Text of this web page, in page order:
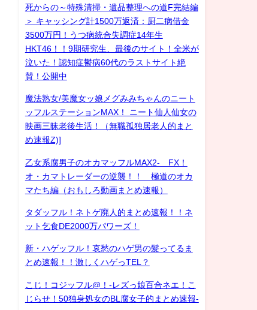
死からの～特殊清掃・遺品整理への道F完結編
＞ キャッシング計1500万返済：厨二病借金
3500万円！うつ病統合失調症14年生
HKT46！！9期研究生、最後のサイト！全米が
泣いた！認知症鬱病60代のラストサイト絶
賛！公開中
魔法熟女/美魔女ッ娘メグみみちゃんのニート
ッフルステーションMAX！ ニート仙人仙女の
映画三昧老後生活！（無職孤独居老人的まと
め速報Z)]
乙女系腐男子のオカマッフルMAX2- FX！
オ・カマトレーダーの逆襲！！ 極道のオカ
マたち編（おもしろ動画まとめ速報）
タダッフル！ネトゲ廃人的まとめ速報！！ネ
ット乞食DE2000万パワーズ！
新・ハゲッフル！哀愁のハゲ男の髪ってるま
とめ速報！！激しくハゲっTEL？
こじ！コジッフル@！-レズっ娘百合ネエ！こ
じらせ！50独身処女のBL腐女子的まとめ速報-